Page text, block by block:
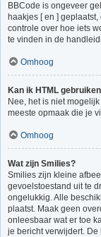
BBCode is ongeveer
haakjes [ en ]
controle over hoe iets
te vinden in de
Omhoog
Kan ik HTML
Nee, het is niet
meeste opmaak die je
Omhoog
Wat zijn Smilies?
Smilies zijn kleine
gevoelstoestand uit te
ongelukkig. Alle
plaatst. Maak geen
onleesbaar wat er toe
je bericht verwijdert.